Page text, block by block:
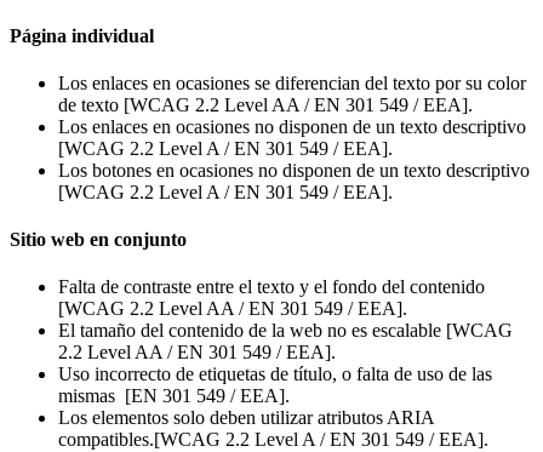
Página individual
Los enlaces en ocasiones se diferencian del texto por su color
de texto [WCAG 2.2 Level AA / EN 301 549 / EEA].
Los enlaces en ocasiones no disponen de un texto descriptivo
[WCAG 2.2 Level A / EN 301 549 / EEA].
Los botones en ocasiones no disponen de un texto descriptivo
[WCAG 2.2 Level A / EN 301 549 / EEA].
Sitio web en conjunto
Falta de contraste entre el texto y el fondo del contenido
[WCAG 2.2 Level AA / EN 301 549 / EEA].
El tamaño del contenido de la web no es escalable [WCAG
2.2 Level AA / EN 301 549 / EEA].
Uso incorrecto de etiquetas de título, o falta de uso de las
mismas [EN 301 549 / EEA].
Los elementos solo deben utilizar atributos ARIA
compatibles.[WCAG 2.2 Level A / EN 301 549 / EEA].